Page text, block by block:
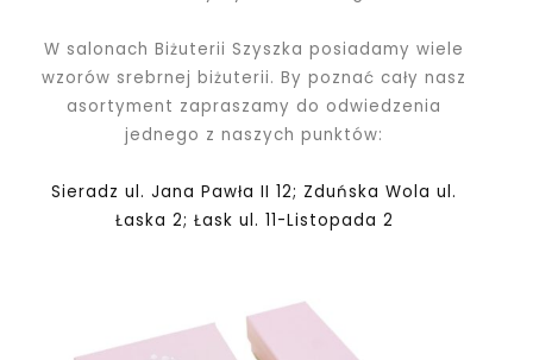
W salonach Biżuterii Szyszka posiadamy wiele
wzorów srebrnej biżuterii. By poznać cały nasz
asortyment zapraszamy do odwiedzenia
jednego z naszych punktów:
Sieradz ul. Jana Pawła II 12; Zduńska Wola ul.
Łaska 2; Łask ul. 11-Listopada 2